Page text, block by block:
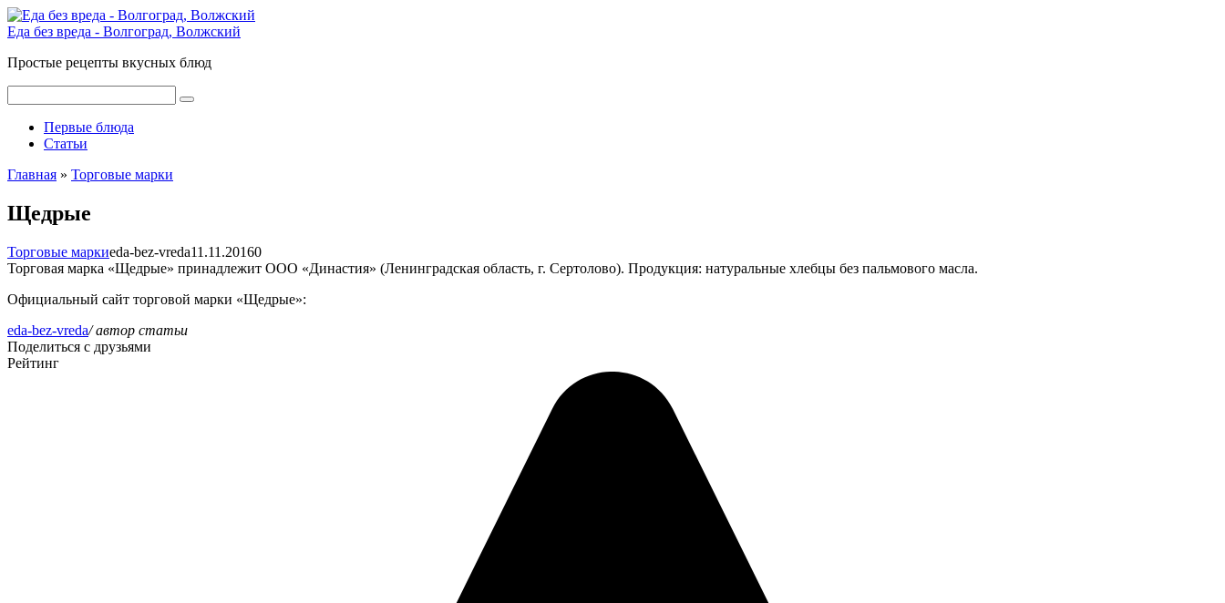
Перейти
к
Еда без вреда - Волгоград, Волжский
Простые рецепты вкусных блюд
Первые блюда
Статьи
Главная » Торговые марки
Щедрые
Торговые маркиeda-bez-vreda11.11.20160
Торговая марка «Щедрые» принадлежит ООО «Династия» (Ленинградская область, г. Сертолово). Продукция: натуральные хлебцы без пальмового масла.
Официальный сайт торговой марки «Щедрые»:
eda-bez-vreda/ автор статьи
Поделиться с друзьями
Рейтинг